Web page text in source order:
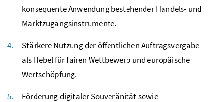
konsequente Anwendung bestehender Handels- und
Marktzugangsinstrumente.
Stärkere Nutzung der öffentlichen Auftragsvergabe
als Hebel für fairen Wettbewerb und europäische
Wertschöpfung.
Förderung digitaler Souveränität sowie